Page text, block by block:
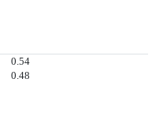
0.54
0.48